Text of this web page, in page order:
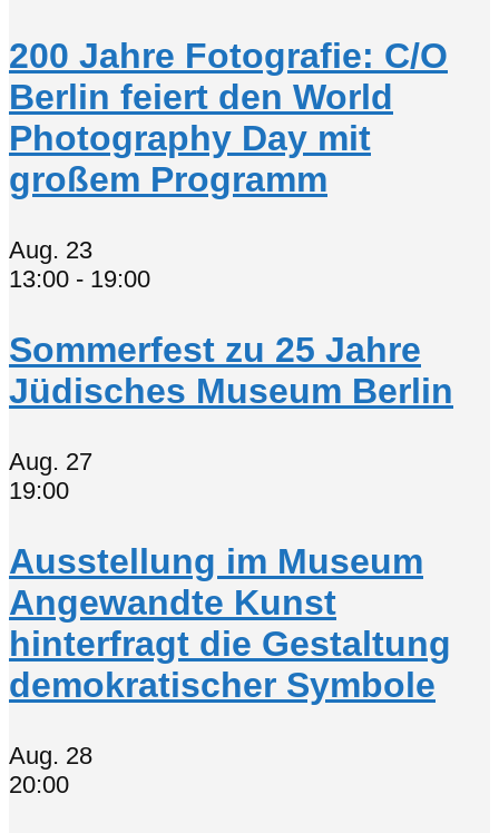
200 Jahre Fotografie: C/O
Berlin feiert den World
Photography Day mit
großem Programm
Aug. 23
13:00 - 19:00
Sommerfest zu 25 Jahre
Jüdisches Museum Berlin
Aug. 27
19:00
Ausstellung im Museum
Angewandte Kunst
hinterfragt die Gestaltung
demokratischer Symbole
Aug. 28
20:00